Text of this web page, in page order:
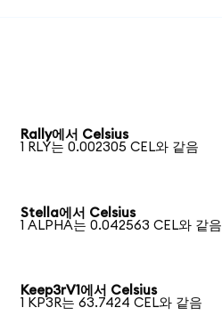
Rally에서 Celsius
1 RLY는 0.002305 CEL와 같음
Stella에서 Celsius
1 ALPHA는 0.042563 CEL와 같음
Keep3rV1에서 Celsius
1 KP3R는 63.7424 CEL와 같음